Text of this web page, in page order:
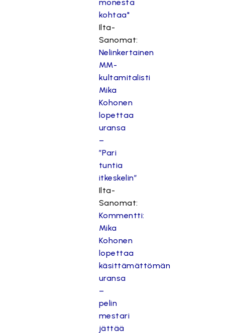
monesta
kohtaa"
Ilta-
Sanomat:
Nelinkertainen
MM-
kultamitalisti
Mika
Kohonen
lopettaa
uransa
–
”Pari
tuntia
itkeskelin”
Ilta-
Sanomat:
Kommentti:
Mika
Kohonen
lopettaa
käsittämättömän
uransa
–
pelin
mestari
jättää